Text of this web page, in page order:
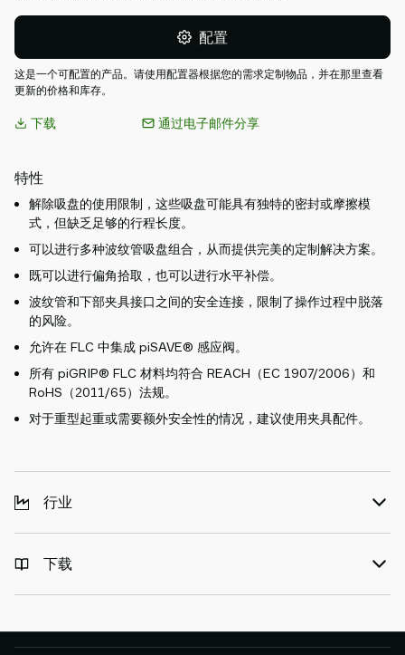
配置
这是一个可配置的产品。请使用配置器根据您的需求定制物品，并在那里查看
更新的价格和库存。
下载 通过电子邮件分享
特性
解除吸盘的使用限制，这些吸盘可能具有独特的密封或摩擦模
式，但缺乏足够的行程长度。
可以进行多种波纹管吸盘组合，从而提供完美的定制解决方案。
既可以进行偏角拾取，也可以进行水平补偿。
波纹管和下部夹具接口之间的安全连接，限制了操作过程中脱落
的风险。
允许在 FLC 中集成 piSAVE® 感应阀。
所有 piGRIP® FLC 材料均符合 REACH（EC 1907/2006）和
RoHS（2011/65）法规。
对于重型起重或需要额外安全性的情况，建议使用夹具配件。
行业
下载
持
找
合
作
伙
shop